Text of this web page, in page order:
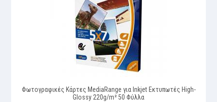
Φωτογραφικές Κάρτες MediaRange για Inkjet Εκτυπωτές High-
Glossy 220g/m² 50 Φύλλα